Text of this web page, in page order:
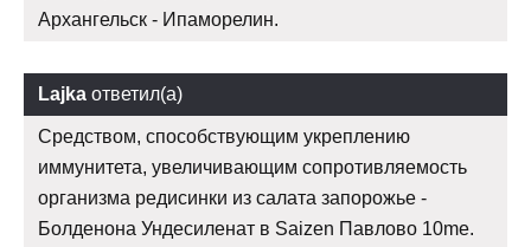
Архангельск - Ипаморелин.
Lajka ответил(а)
Средством, способствующим укреплению
иммунитета, увеличивающим сопротивляемость
организма редисинки из салата запорожье -
Болденона Ундесиленат в Saizen Павлово 10me.